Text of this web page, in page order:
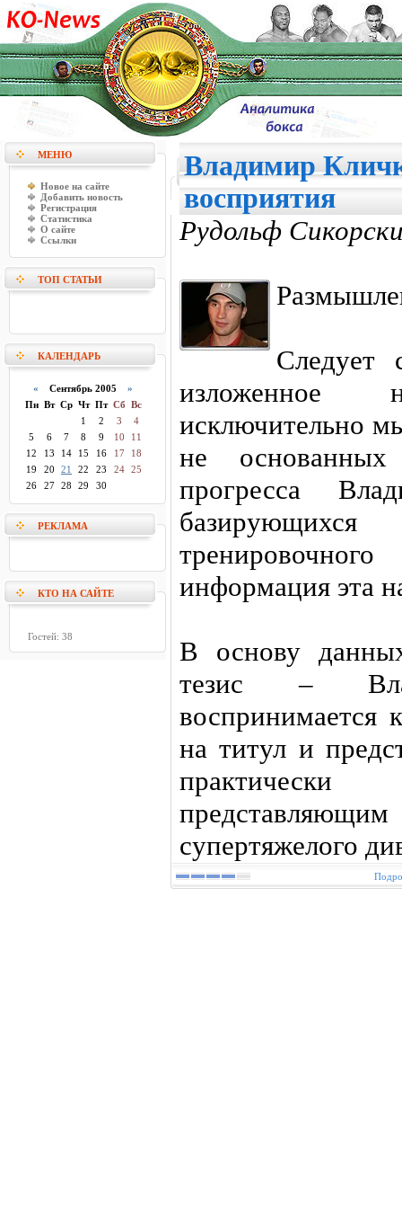
МЕНЮ
Новое на сайте
Добавить новость
Регистрация
Статистика
О сайте
Ссылки
ТОП СТАТЬИ
КАЛЕНДАРЬ
« Сентябрь 2005»
Пн Вт Ср Чт Пт Сб Вс
1
2 3
4
5
6 7 8 9 10
11
12
13 14 15 16 17
18
19
20 21 22 23 24 25
26
27 28 29 30
РЕКЛАМА
КТО НА САЙТЕ
Гостей: 38
Владимир
восприятия
Рудольф
Следует
изложенное
исключительно
не
прогресса
информация эта
В основу
тезис –
воспринимается
на титул и
супертяжелого